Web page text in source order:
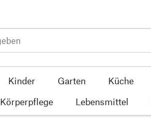
Kinder Garten Küche
Körperpflege Lebensmittel